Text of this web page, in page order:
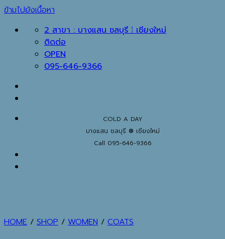
ข้ามไปยังเนื้อหา
2 สาขา : บางแสน ชลบุรี ⁞ เชียงใหม่
ติดต่อ
OPEN
095-646-9366
COLD A DAY
บางแสน ชลบุรี ❆ เชียงใหม่
Call 095-646-9366
HOME / SHOP / WOMEN / COATS